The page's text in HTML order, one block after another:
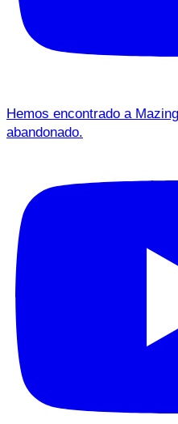
Hemos encontrado a
abandonado.